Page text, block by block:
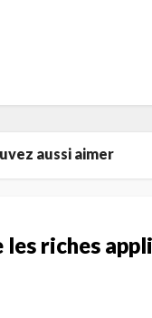
aussi aimer
riches